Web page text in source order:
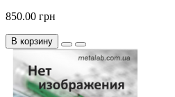
850.00 грн
В корзину